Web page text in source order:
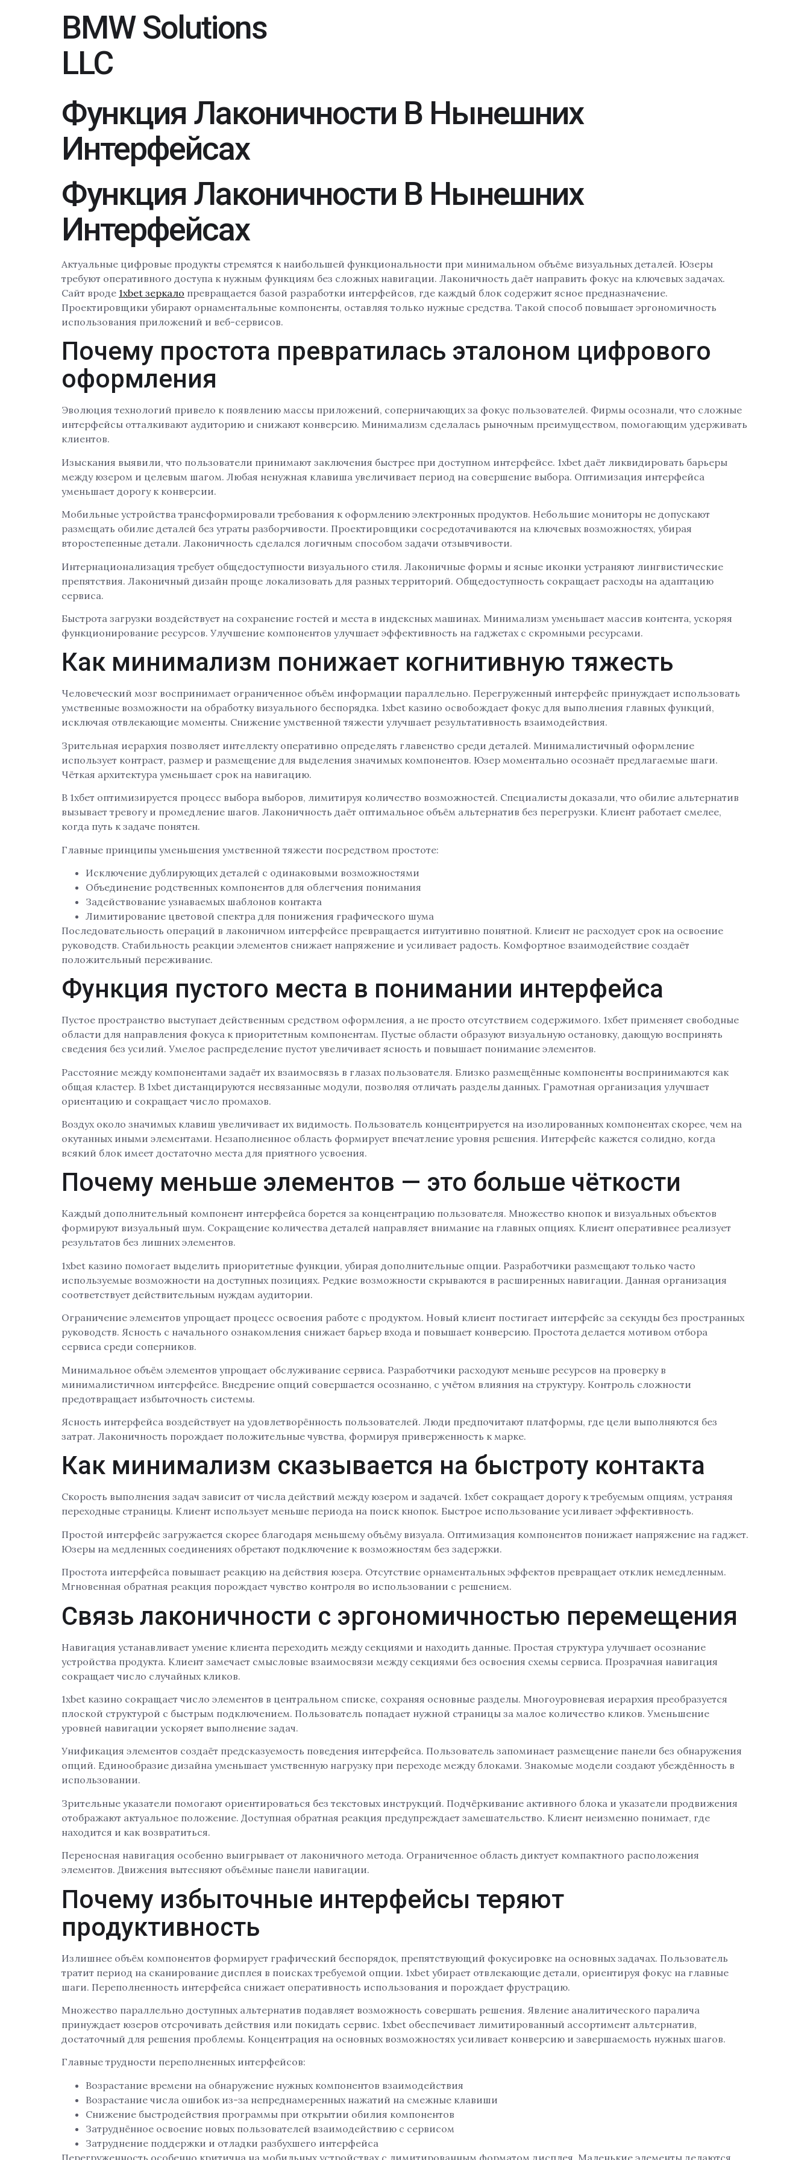
BMW Solutions
LLC
Функция Лаконичности В Нынешних
Интерфейсах
Функция Лаконичности В Нынешних
Интерфейсах
Актуальные цифровые продукты стремятся к наибольшей функциональности при минимальном объёме визуальных деталей. Юзеры
требуют оперативного доступа к нужным функциям без сложных навигации. Лаконичность даёт направить фокус на ключевых задачах.
Сайт вроде 1xbet зеркало превращается базой разработки интерфейсов, где каждый блок содержит ясное предназначение.
Проектировщики убирают орнаментальные компоненты, оставляя только нужные средства. Такой способ повышает эргономичность
использования приложений и веб-сервисов.
Почему простота превратилась эталоном цифрового
оформления
Эволюция технологий привело к появлению массы приложений, соперничающих за фокус пользователей. Фирмы осознали, что сложные
интерфейсы отталкивают аудиторию и снижают конверсию. Минимализм сделалась рыночным преимуществом, помогающим удерживать
клиентов.
Изыскания выявили, что пользователи принимают заключения быстрее при доступном интерфейсе. 1xbet даёт ликвидировать барьеры
между юзером и целевым шагом. Любая ненужная клавиша увеличивает период на совершение выбора. Оптимизация интерфейса
уменьшает дорогу к конверсии.
Мобильные устройства трансформировали требования к оформлению электронных продуктов. Небольшие мониторы не допускают
размещать обилие деталей без утраты разборчивости. Проектировщики сосредотачиваются на ключевых возможностях, убирая
второстепенные детали. Лаконичность сделался логичным способом задачи отзывчивости.
Интернационализация требует общедоступности визуального стиля. Лаконичные формы и ясные иконки устраняют лингвистические
препятствия. Лаконичный дизайн проще локализовать для разных территорий. Общедоступность сокращает расходы на адаптацию
сервиса.
Быстрота загрузки воздействует на сохранение гостей и места в индексных машинах. Минимализм уменьшает массив контента, ускоряя
функционирование ресурсов. Улучшение компонентов улучшает эффективность на гаджетах с скромными ресурсами.
Как минимализм понижает когнитивную тяжесть
Человеческий мозг воспринимает ограниченное объём информации параллельно. Перегруженный интерфейс принуждает использовать
умственные возможности на обработку визуального беспорядка. 1xbet казино освобождает фокус для выполнения главных функций,
исключая отвлекающие моменты. Снижение умственной тяжести улучшает результативность взаимодействия.
Зрительная иерархия позволяет интеллекту оперативно определять главенство среди деталей. Минималистичный оформление
использует контраст, размер и размещение для выделения значимых компонентов. Юзер моментально осознаёт предлагаемые шаги.
Чёткая архитектура уменьшает срок на навигацию.
В 1хбет оптимизируется процесс выбора выборов, лимитируя количество возможностей. Специалисты доказали, что обилие альтернатив
вызывает тревогу и промедление шагов. Лаконичность даёт оптимальное объём альтернатив без перегрузки. Клиент работает смелее,
когда путь к задаче понятен.
Главные принципы уменьшения умственной тяжести посредством простоте:
Исключение дублирующих деталей с одинаковыми возможностями
Объединение родственных компонентов для облегчения понимания
Задействование узнаваемых шаблонов контакта
Лимитирование цветовой спектра для понижения графического шума
Последовательность операций в лаконичном интерфейсе превращается интуитивно понятной. Клиент не расходует срок на освоение
руководств. Стабильность реакции элементов снижает напряжение и усиливает радость. Комфортное взаимодействие создаёт
положительный переживание.
Функция пустого места в понимании интерфейса
Пустое пространство выступает действенным средством оформления, а не просто отсутствием содержимого. 1хбет применяет свободные
области для направления фокуса к приоритетным компонентам. Пустые области образуют визуальную остановку, дающую воспринять
сведения без усилий. Умелое распределение пустот увеличивает ясность и повышает понимание элементов.
Расстояние между компонентами задаёт их взаимосвязь в глазах пользователя. Близко размещённые компоненты воспринимаются как
общая кластер. В 1xbet дистанцируются несвязанные модули, позволяя отличать разделы данных. Грамотная организация улучшает
ориентацию и сокращает число промахов.
Воздух около значимых клавиш увеличивает их видимость. Пользователь концентрируется на изолированных компонентах скорее, чем на
окутанных иными элементами. Незаполненное область формирует впечатление уровня решения. Интерфейс кажется солидно, когда
всякий блок имеет достаточно места для приятного усвоения.
Почему меньше элементов — это больше чёткости
Каждый дополнительный компонент интерфейса борется за концентрацию пользователя. Множество кнопок и визуальных объектов
формируют визуальный шум. Сокращение количества деталей направляет внимание на главных опциях. Клиент оперативнее реализует
результатов без лишних элементов.
1xbet казино помогает выделить приоритетные функции, убирая дополнительные опции. Разработчики размещают только часто
используемые возможности на доступных позициях. Редкие возможности скрываются в расширенных навигации. Данная организация
соответствует действительным нуждам аудитории.
Ограничение элементов упрощает процесс освоения работе с продуктом. Новый клиент постигает интерфейс за секунды без пространных
руководств. Ясность с начального ознакомления снижает барьер входа и повышает конверсию. Простота делается мотивом отбора
сервиса среди соперников.
Минимальное объём элементов упрощает обслуживание сервиса. Разработчики расходуют меньше ресурсов на проверку в
минималистичном интерфейсе. Внедрение опций совершается осознанно, с учётом влияния на структуру. Контроль сложности
предотвращает избыточность системы.
Ясность интерфейса воздействует на удовлетворённость пользователей. Люди предпочитают платформы, где цели выполняются без
затрат. Лаконичность порождает положительные чувства, формируя приверженность к марке.
Как минимализм сказывается на быстроту контакта
Скорость выполнения задач зависит от числа действий между юзером и задачей. 1хбет сокращает дорогу к требуемым опциям, устраняя
переходные страницы. Клиент использует меньше периода на поиск кнопок. Быстрое использование усиливает эффективность.
Простой интерфейс загружается скорее благодаря меньшему объёму визуала. Оптимизация компонентов понижает напряжение на гаджет.
Юзеры на медленных соединениях обретают подключение к возможностям без задержки.
Простота интерфейса повышает реакцию на действия юзера. Отсутствие орнаментальных эффектов превращает отклик немедленным.
Мгновенная обратная реакция порождает чувство контроля во использовании с решением.
Связь лаконичности с эргономичностью перемещения
Навигация устанавливает умение клиента переходить между секциями и находить данные. Простая структура улучшает осознание
устройства продукта. Клиент замечает смысловые взаимосвязи между секциями без освоения схемы сервиса. Прозрачная навигация
сокращает число случайных кликов.
1xbet казино сокращает число элементов в центральном списке, сохраняя основные разделы. Многоуровневая иерархия преобразуется
плоской структурой с быстрым подключением. Пользователь попадает нужной страницы за малое количество кликов. Уменьшение
уровней навигации ускоряет выполнение задач.
Унификация элементов создаёт предсказуемость поведения интерфейса. Пользователь запоминает размещение панели без обнаружения
опций. Единообразие дизайна уменьшает умственную нагрузку при переходе между блоками. Знакомые модели создают убеждённость в
использовании.
Зрительные указатели помогают ориентироваться без текстовых инструкций. Подчёркивание активного блока и указатели продвижения
отображают актуальное положение. Доступная обратная реакция предупреждает замешательство. Клиент неизменно понимает, где
находится и как возвратиться.
Переносная навигация особенно выигрывает от лаконичного метода. Ограниченное область диктует компактного расположения
элементов. Движения вытесняют объёмные панели навигации.
Почему избыточные интерфейсы теряют
продуктивность
Излишнее объём компонентов формирует графический беспорядок, препятствующий фокусировке на основных задачах. Пользователь
тратит период на сканирование дисплея в поисках требуемой опции. 1xbet убирает отвлекающие детали, ориентируя фокус на главные
шаги. Переполненность интерфейса снижает оперативность использования и порождает фрустрацию.
Множество параллельно доступных альтернатив подавляет возможность совершать решения. Явление аналитического паралича
принуждает юзеров отсрочивать действия или покидать сервис. 1xbet обеспечивает лимитированный ассортимент альтернатив,
достаточный для решения проблемы. Концентрация на основных возможностях усиливает конверсию и завершаемость нужных шагов.
Главные трудности переполненных интерфейсов:
Возрастание времени на обнаружение нужных компонентов взаимодействия
Возрастание числа ошибок из-за непреднамеренных нажатий на смежные клавиши
Снижение быстродействия программы при открытии обилия компонентов
Затруднённое освоение новых пользователей взаимодействию с сервисом
Затруднение поддержки и отладки разбухшего интерфейса
Перегруженность особенно критична на мобильных устройствах с лимитированным форматом дисплея. Маленькие элементы делаются